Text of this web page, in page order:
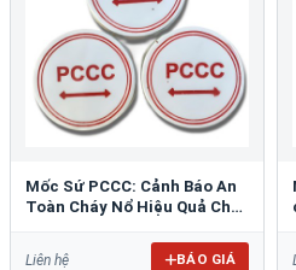
Mốc Sứ PCCC: Cảnh Báo An
Toàn Cháy Nổ Hiệu Quả Cho
Liên hệ BÁO GIÁ